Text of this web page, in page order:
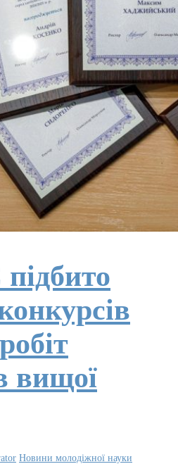
вищої
Новини молодіжної науки